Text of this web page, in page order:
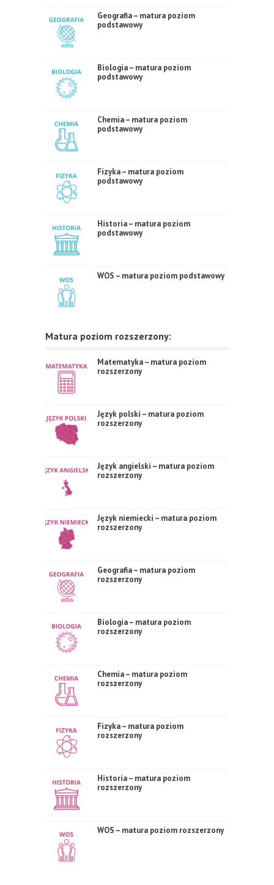
Geografia – matura poziom
podstawowy
Biologia – matura poziom
podstawowy
Chemia – matura poziom
podstawowy
Fizyka – matura poziom
podstawowy
Historia – matura poziom
podstawowy
WOS – matura poziom podstawowy
Matura poziom rozszerzony:
Matematyka – matura poziom
rozszerzony
Język polski – matura poziom
rozszerzony
Język angielski – matura poziom
rozszerzony
Język niemiecki – matura poziom
rozszerzony
Geografia – matura poziom
rozszerzony
Biologia – matura poziom
rozszerzony
Chemia – matura poziom
rozszerzony
Fizyka – matura poziom
rozszerzony
Historia – matura poziom
rozszerzony
WOS – matura poziom rozszerzony